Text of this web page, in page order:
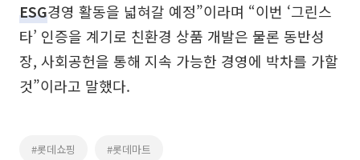
ESG경영 활동을 넓혀갈 예정”이라며 “이번 ‘그린스
타’ 인증을 계기로 친환경 상품 개발은 물론 동반성
장, 사회공헌을 통해 지속 가능한 경영에 박차를 가할
것”이라고 말했다.
#롯데쇼핑 #롯데마트